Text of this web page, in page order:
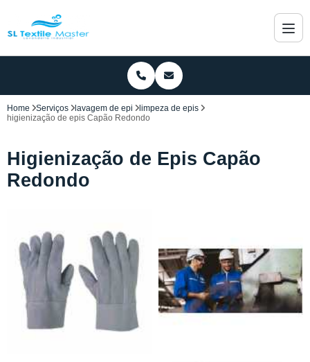
Home Serviços lavagem de epi
limpeza de epis
higienização de epis Capão Redondo
Higienização de Epis Capão
Redondo